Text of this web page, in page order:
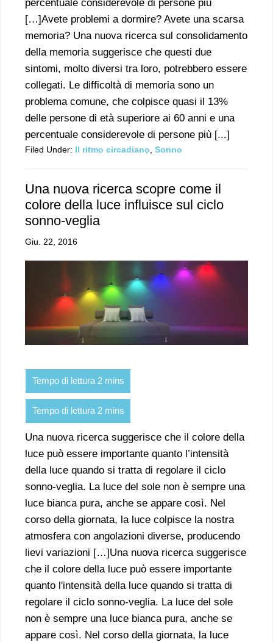
percentuale considerevole di persone più
[…]Avete problemi a dormire? Avete una scarsa
memoria? Una nuova ricerca sul consolidamento
della memoria suggerisce che questi due
sintomi, molto diversi tra loro, potrebbero essere
collegati. Le difficoltà di memoria sono un
problema comune, che colpisce quasi il 13%
delle persone di età superiore ai 60 anni e una
percentuale considerevole di persone più [...]
Filed Under: Il ritmo circadiano Sonno
Una nuova ricerca scopre come il
colore della luce influisce sul ciclo
sonno-veglia
Giu. 22, 2016
Una nuova ricerca suggerisce che il colore della
luce può essere importante quanto l’intensità
della luce quando si tratta di regolare il ciclo
sonno-veglia. La luce del sole non è sempre una
luce bianca pura, anche se appare così. Nel
corso della giornata, la luce colpisce la nostra
atmosfera con angolazioni diverse, producendo
lievi variazioni […]Una nuova ricerca suggerisce
che il colore della luce può essere importante
quanto l'intensità della luce quando si tratta di
regolare il ciclo sonno-veglia. La luce del sole
non è sempre una luce bianca pura, anche se
appare così. Nel corso della giornata, la luce